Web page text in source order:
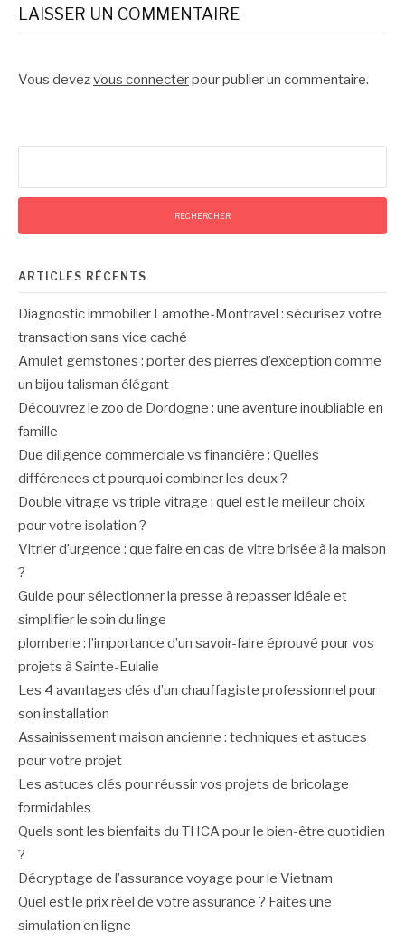
LAISSER UN COMMENTAIRE
Vous devezvous connecterpour publier un commentaire.
ARTICLES RÉCENTS
Diagnostic immobilier Lamothe-Montravel : sécurisez votre
transaction sans vice caché
Amulet gemstones : porter des pierres d’exception comme
un bijou talisman élégant
Découvrez le zoo de Dordogne : une aventure inoubliable en
famille
Due diligence commerciale vs financière : Quelles
différences et pourquoi combiner les deux ?
Double vitrage vs triple vitrage : quel est le meilleur choix
pour votre isolation ?
Vitrier d’urgence : que faire en cas de vitre brisée à la maison
?
Guide pour sélectionner la presse à repasser idéale et
simplifier le soin du linge
plomberie : l’importance d’un savoir-faire éprouvé pour vos
projets à Sainte-Eulalie
Les 4 avantages clés d’un chauffagiste professionnel pour
son installation
Assainissement maison ancienne : techniques et astuces
pour votre projet
Les astuces clés pour réussir vos projets de bricolage
formidables
Quels sont les bienfaits du THCA pour le bien-être quotidien
?
Décryptage de l’assurance voyage pour le Vietnam
Quel est le prix réel de votre assurance ? Faites une
simulation en ligne